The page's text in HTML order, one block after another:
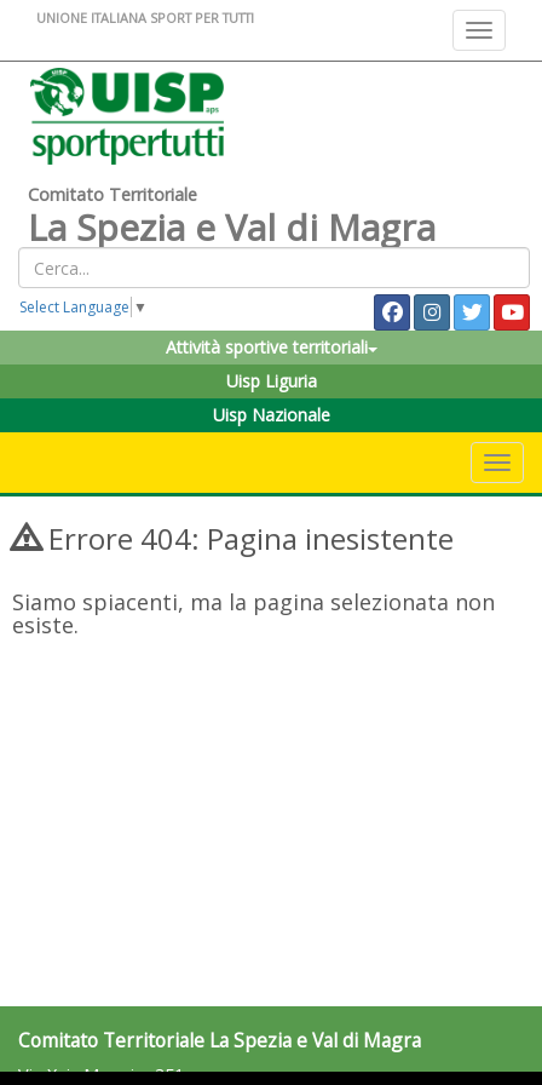
Toggle
UNIONE ITALIANA SPORT PER TUTTI
Comitato Territoriale
La Spezia e Val di Magra
Select Language ▼
Attività sportive territoriali
Uisp Liguria
Uisp Nazionale
Errore 404: Pagina inesistente
Siamo spiacenti, ma la pagina selezionata non
esiste.
Comitato Territoriale La Spezia e Val di Magra
Via Xxiv Maggio, 351